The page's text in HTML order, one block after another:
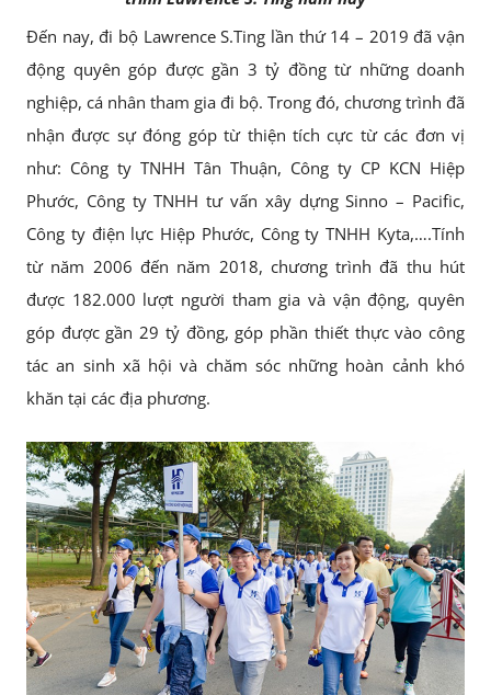
Đến nay, đi bộ Lawrence S.Ting lần thứ 14 – 2019 đã vận
động quyên góp được gần 3 tỷ đồng từ những doanh
nghiệp, cá nhân tham gia đi bộ. Trong đó, chương trình đã
nhận được sự đóng góp từ thiện tích cực từ các đơn vị
như: Công ty TNHH Tân Thuận, Công ty CP KCN Hiệp
Phước, Công ty TNHH tư vấn xây dựng Sinno – Pacific,
Công ty điện lực Hiệp Phước, Công ty TNHH Kyta,….Tính
từ năm 2006 đến năm 2018, chương trình đã thu hút
được 182.000 lượt người tham gia và vận động, quyên
góp được gần 29 tỷ đồng, góp phần thiết thực vào công
tác an sinh xã hội và chăm sóc những hoàn cảnh khó
khăn tại các địa phương.